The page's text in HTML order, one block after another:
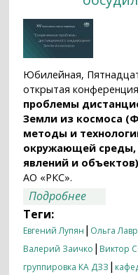
Юбилейная,
открытая
проблемы
Земли из космоса
методы и
окружающей среды,
явлений и объектов)
АО «РКС».
Подробнее
Теги:
Евгений Лупян | Ольга
Валерий Заичко | Виктор
группировка КА ДЗЗ |